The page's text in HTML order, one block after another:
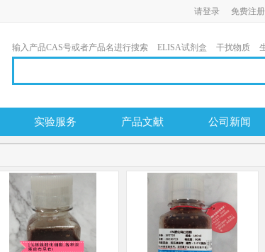
请登录 免费注册
输入产品CAS号或者产品名进行搜索 ELISA试剂盒 干扰物质
实验服务 产品文献 公司新闻